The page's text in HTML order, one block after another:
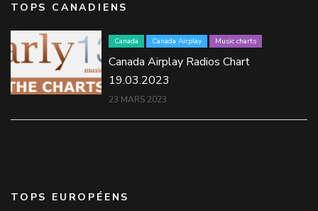
TOPS CANADIENS
Canada Canada Airplay Music charts
Canada Airplay Radios Chart
19.03.2023
23 MARS 2023
TOPS EUROPÉENS